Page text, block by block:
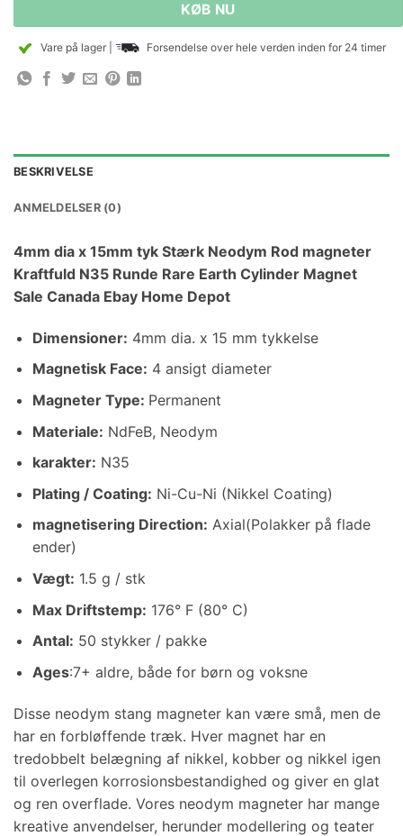
KØB NU
Vare på lager Forsendelse over hele verden inden for 24 timer
BESKRIVELSE
ANMELDELSER (0)
4mm dia x 15mm tyk Stærk Neodym Rod magneter
Kraftfuld N35 Runde Rare Earth Cylinder Magnet
Sale Canada Ebay Home Depot
Dimensioner: 4mm dia. x 15 mm tykkelse
Magnetisk Face: 4 ansigt diameter
Magneter Type: Permanent
Materiale: NdFeB, Neodym
karakter: N35
Plating / Coating: Ni-Cu-Ni (Nikkel Coating)
magnetisering Direction: Axial(Polakker på flade
ender)
Vægt: 1.5 g / stk
Max Driftstemp: 176° F (80° C)
Antal: 50 stykker / pakke
Ages:7+ aldre, både for børn og voksne
Disse neodym stang magneter kan være små, men de
har en forbløffende træk. Hver magnet har en
tredobbelt belægning af nikkel, kobber og nikkel igen
til overlegen korrosionsbestandighed og giver en glat
og ren overflade. Vores neodym magneter har mange
kreative anvendelser, herunder modellering og teater